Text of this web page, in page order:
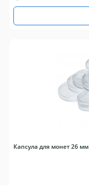
Капсула для монет 26 мм